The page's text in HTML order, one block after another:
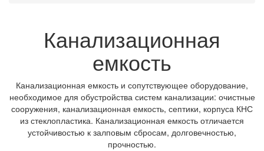
Канализационная
емкость
Канализационная емкость и сопутствующее оборудование,
необходимое для обустройства систем канализации: очистные
сооружения, канализационная емкость, септики, корпуса КНС
из стеклопластика. Канализационная емкость отличается
устойчивостью к залповым сбросам, долговечностью,
прочностью.